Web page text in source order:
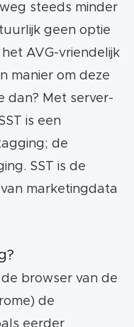
steeds minder
geen optie
AVG-vriendelijk
manier om deze
dan? Met server-
is een
de
SST is de
marketingdata
browser van de
de
eerder